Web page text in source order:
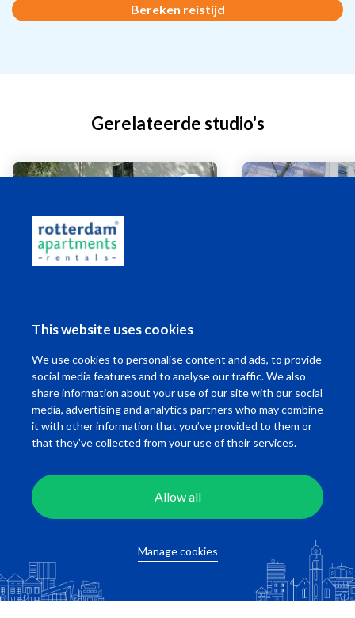
This website uses cookies
We use cookies to personalise content and ads, to provide
social media features and to analyse our traffic. We also
share information about your use of our site with our social
media, advertising and analytics partners who may combine
it with other information that you’ve provided to them or
that they’ve collected from your use of their services.
Allow all
Manage cookies
Bereken reistijd
Gerelateerde studio's
Beschikbaar per
08-08-2026
1
20 m2
€ 1.050,00 incl.
1
€ 1.350,00
Wonen in Rotterdam